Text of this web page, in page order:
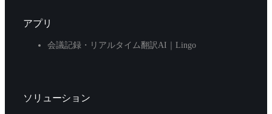
アプリ
会議記録・リアルタイム翻訳AI｜Lingo
ソリューション